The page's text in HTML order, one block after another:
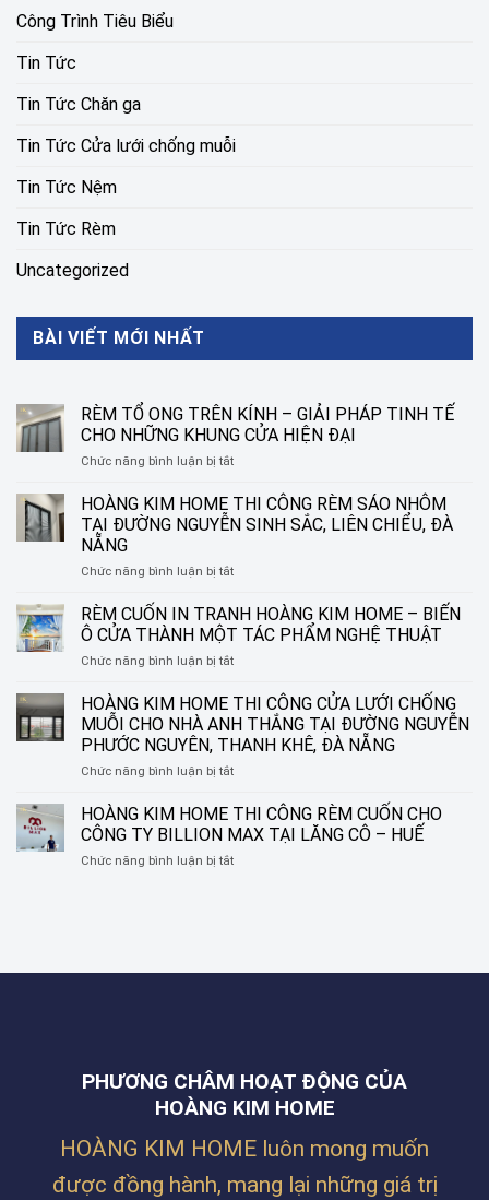
Công Trình Tiêu Biểu
Tin Tức
Tin Tức Chăn ga
Tin Tức Cửa lưới chống muỗi
Tin Tức Nệm
Tin Tức Rèm
Uncategorized
BÀI VIẾT MỚI NHẤT
RÈM TỔ ONG TRÊN KÍNH – GIẢI PHÁP TINH TẾ
CHO NHỮNG KHUNG CỬA HIỆN ĐẠI
Chức năng bình luận bị tắtở
TỔ
ONG
TRÊN
–
PHÁP
TINH
TẾ
CHO
KHUNG
CỬA
HIỆN
HOÀNG KIM HOME THI CÔNG RÈM SÁO NHÔM
TẠI ĐƯỜNG NGUYỄN SINH SẮC, LIÊN CHIỂU, ĐÀ
NẴNG
Chức năng bình luận bị tắtở
KIM
HOME
THI
CÔNG
SÁO
NHÔM
TẠI
ĐƯỜNG
NGUYỄN
SẮC,
LIÊN
ĐÀ
RÈM CUỐN IN TRANH HOÀNG KIM HOME – BIẾN
Ô CỬA THÀNH MỘT TÁC PHẨM NGHỆ THUẬT
Chức năng bình luận bị tắtở
CUỐN
IN
TRANH
HOÀNG
KIM
–
BIẾN
Ô
CỬA
THUẬT
HOÀNG KIM HOME THI CÔNG CỬA LƯỚI CHỐNG
MUỖI CHO NHÀ ANH THẮNG TẠI ĐƯỜNG NGUYỄN
PHƯỚC NGUYÊN, THANH KHÊ, ĐÀ NẴNG
Chức năng bình luận bị tắtở
KIM
HOME
THI
CÔNG
NHÀ
PHƯỚC
NGUYÊN,
KHÊ,
ĐÀ
NẴNG
HOÀNG KIM HOME THI CÔNG RÈM CUỐN CHO
CÔNG TY BILLION MAX TẠI LĂNG CÔ – HUẾ
Chức năng bình luận bị tắtở
RÈM
MAX
TẠI
LĂNG
CÔ
–
PHƯƠNG CHÂM HOẠT ĐỘNG CỦA
HOÀNG KIM HOME
HOÀNG KIM HOME luôn mong muốn
được đồng hành, mang lại những giá trị